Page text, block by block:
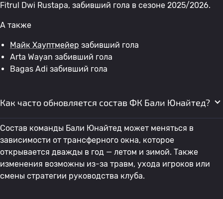
Fitrul Dwi Rustapa, забивший гола в сезоне 2025/2026.
А также
Майк Хауптмейер забивший гола
Arta Wayan забивший гола
Bagas Adi забивший гола
Как часто обновляется состав ФК Бали Юнайтед?
Состав команды Бали Юнайтед может меняться в
зависимости от трансферного окна, которое
открывается дважды в год — летом и зимой. Также
изменения возможны из-за травм, ухода игроков или
смены стратегии руководства клуба.